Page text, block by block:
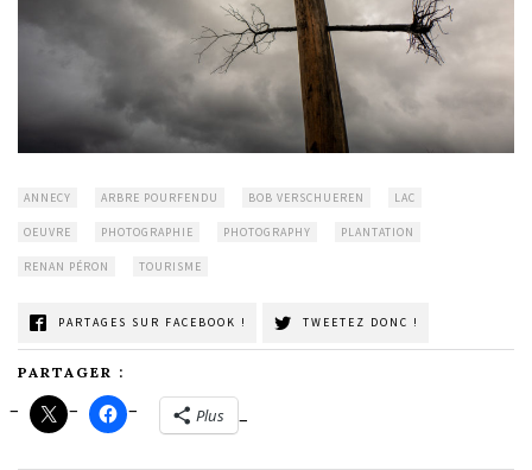
ANNECY ARBRE POURFENDU BOB VERSCHUEREN LAC
OEUVRE PHOTOGRAPHIE PHOTOGRAPHY PLANTATION
RENAN PÉRON TOURISME
PARTAGES SUR FACEBOOK ! TWEETEZ DONC !
PARTAGER :
Plus